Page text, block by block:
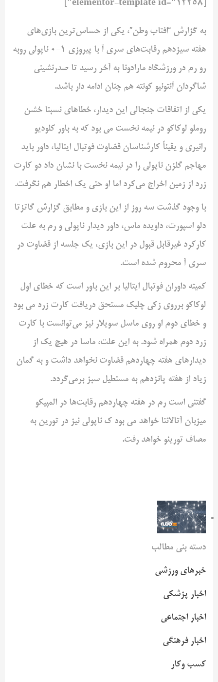
به گزارش “افتاب وطن”، یکی از حساس‌ترین بازی‌های
هفته سیزدهم رقابت‌های سری آ با پیروزی ۱-۰ ناپولی روبه
رو رم در ورزشگاه مارادونا به آخر رسید تا صدرنشینی
شاگردان آنتونیو کونته هم چنان ادامه دار باشد.
یکی از اتفاقات جنجالی این دیدار، خطاهای نسبتا خشن
روملو لوکاکو در نیمه نخست می بود که به باور کلودیو
رانیری و یقیناً کارشناسان قضاوت فوتبال ایتالیا، داور باید
مهاجم گلزن ناپولی را در نیمه نخست با نشان داد دو کارت
زرد از زمین اخراج می‌کرد اما او حتی یک اخطار هم نگرفت.
با وجود گذشت سه روز از این بازی و مطابق گزارش گاتزتا
دلو اسپورت، داویده ماس، داور دیدار ناپولی و رم به علت
کارکرد غیرقابل قبول در این بازی، یک جلسه از قضاوت در
سری آ محروم شده است.
کمیته داوران فوتبال ایتالیا بر این باور است که خطای اول
لوکاکو برروی زکی چلیک مستحق دریافت کارت زرد می بود
و خطای دوم او روی ماسل سویلار نیز می‌توانست با کارت
زرد دوم همراه شود. به این علت، ماسا در هیچ یک از
دیدارهای هفته چهاردهم قضاوت نخواهد داشت و به گمان
زیاد از هفته پانزدهم به مستطیل سبز برمی‌گردد.
گفتنی است رم در هفته چهاردهم رقابت‌ها در المپیکو
میزبان آتالانتا خواهد می بود ک ناپولی نیز در تورین به
مصاف تورینو خواهد رفت.
دسته بنی مطالب
خبرهای ورزشی
اخبار پزشکی
اخبار اجتماعی
اخبار فرهنگی
کسب وکار